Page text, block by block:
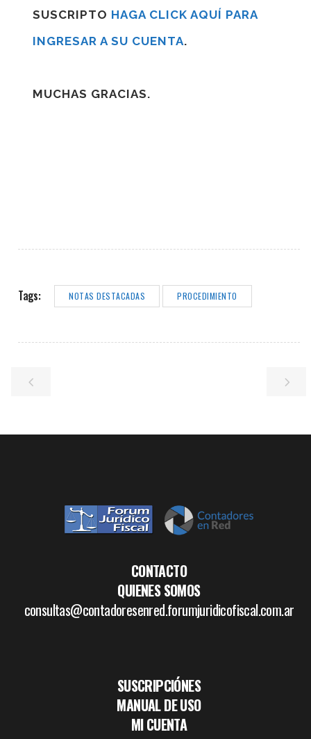
SUSCRIPTO HAGA CLICK AQUÍ PARA
INGRESAR A SU CUENTA.
MUCHAS GRACIAS.
Tags: NOTAS DESTACADAS PROCEDIMIENTO
CONTACTO
QUIENES SOMOS
consultas@contadoresenred.forumjuridicofiscal.com.ar
SUSCRIPCIÓNES
MANUAL DE USO
MI CUENTA